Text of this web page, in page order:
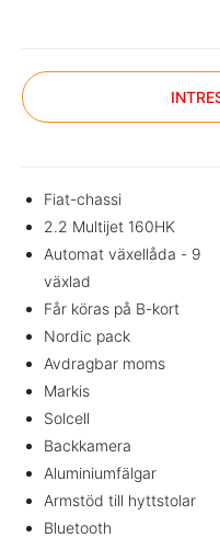
Fiat-chassi
2.2 Multijet 160HK
Automat växellåda - 9
växlad
Får köras på B-kort
Nordic pack
Avdragbar moms
Markis
Solcell
Backkamera
Aluminiumfälgar
Armstöd till hyttstolar
Bluetooth